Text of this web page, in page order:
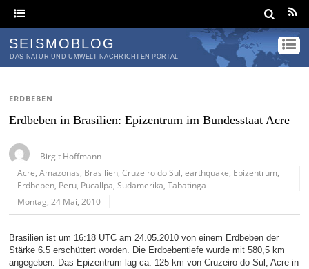
SEISMOBLOG
DAS NATUR UND UMWELT NACHRICHTEN PORTAL
ERDBEBEN
Erdbeben in Brasilien: Epizentrum im Bundesstaat Acre
Birgit Hoffmann
Acre ,Amazonas Brasilien ,Cruzeiro do Sul ,earthquake Epizentrum
Erdbeben Peru Pucallpa ,Südamerika ,Tabatinga
Montag, 24 Mai, 2010
Brasilien ist um 16:18 UTC am 24.05.2010 von einem Erdbeben der
Stärke 6.5 erschüttert worden. Die Erdbebentiefe wurde mit 580,5 km
angegeben. Das Epizentrum lag ca. 125 km von Cruzeiro do Sul, Acre in